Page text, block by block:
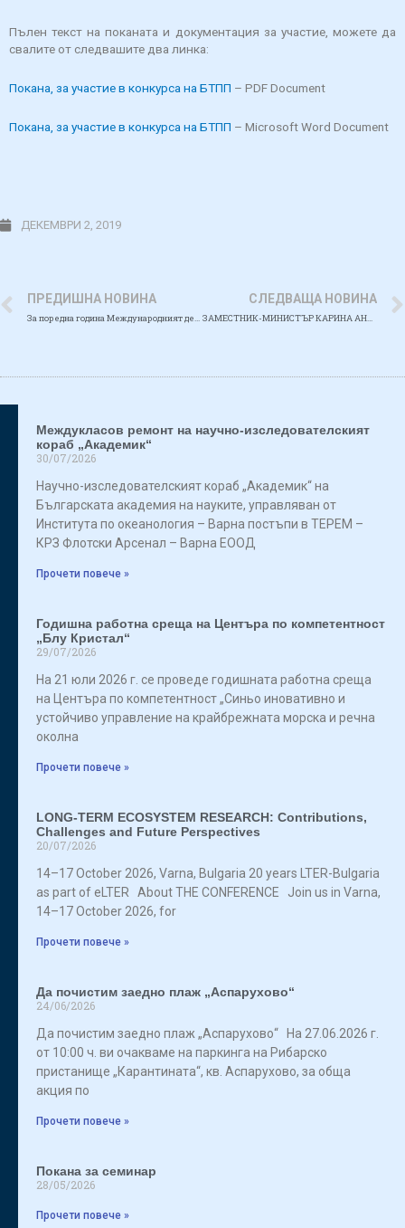
Пълен текст на поканата и документация за участие, можете да
свалите от следвашите два линка:
Покана, за участие в конкурса на БТПП – PDF Document
Покана, за участие в конкурса на БТПП – Microsoft Word Document
ДЕКЕМВРИ 2, 2019
ПРЕДИШНА НОВИНА
За поредна година Международният ден на Черно море беше отбелязан в ИО-БАН с отворени врати
СЛЕДВАЩА НОВИНА
ЗАМЕСТНИК-МИНИСТЪР КАРИНА АНГЕЛИЕВА ПОСЕТИ ИНСТИТУТ ПО ОКАНОЛОГИЯ – БАН, ВАРНА
Междукласов ремонт на научно-изследователският
кораб „Академик“
30/07/2026
Научно-изследователският кораб „Академик“ на
Българската академия на науките, управляван от
Института по океанология – Варна постъпи в ТЕРЕМ –
КРЗ Флотски Арсенал – Варна ЕООД
Прочети повече »
Годишна работна среща на Центъра по компетентност
„Блу Кристал“
29/07/2026
На 21 юли 2026 г. се проведе годишната работна среща
на Центъра по компетентност „Синьо иновативно и
устойчиво управление на крайбрежната морска и речна
околна
Прочети повече »
LONG-TERM ECOSYSTEM RESEARCH: Contributions,
Challenges and Future Perspectives
20/07/2026
14–17 October 2026, Varna, Bulgaria 20 years LTER-Bulgaria
as part of eLTER About THE CONFERENCE Join us in Varna,
14–17 October 2026, for
Прочети повече »
Да почистим заедно плаж „Аспарухово“
24/06/2026
Да почистим заедно плаж „Аспарухово“ На 27.06.2026 г.
от 10:00 ч. ви очакваме на паркинга на Рибарско
пристанище „Карантината“, кв. Аспарухово, за обща
акция по
Прочети повече »
Покана за семинар
28/05/2026
Прочети повече »